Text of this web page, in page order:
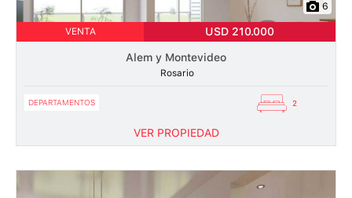
6
VENTA USD 210.000
Alem y Montevideo
Rosario
DEPARTAMENTOS 2
VER PROPIEDAD